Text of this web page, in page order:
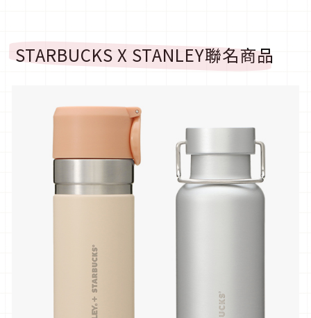
STARBUCKS X STANLEY聯名商品